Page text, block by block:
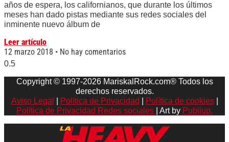
años de espera, los californianos, que durante los últimos
meses han dado pistas mediante sus redes sociales del
inminente nuevo álbum de
Leer artículo
12 marzo 2018
No hay comentarios
Copyright © 1997-2026 MariskalRock.com® Todos los
derechos reservados.
Aviso Legal
Política de Privacidad Política de cookies|
Política de Privacidad Redes sociales
| Art by Publiup.